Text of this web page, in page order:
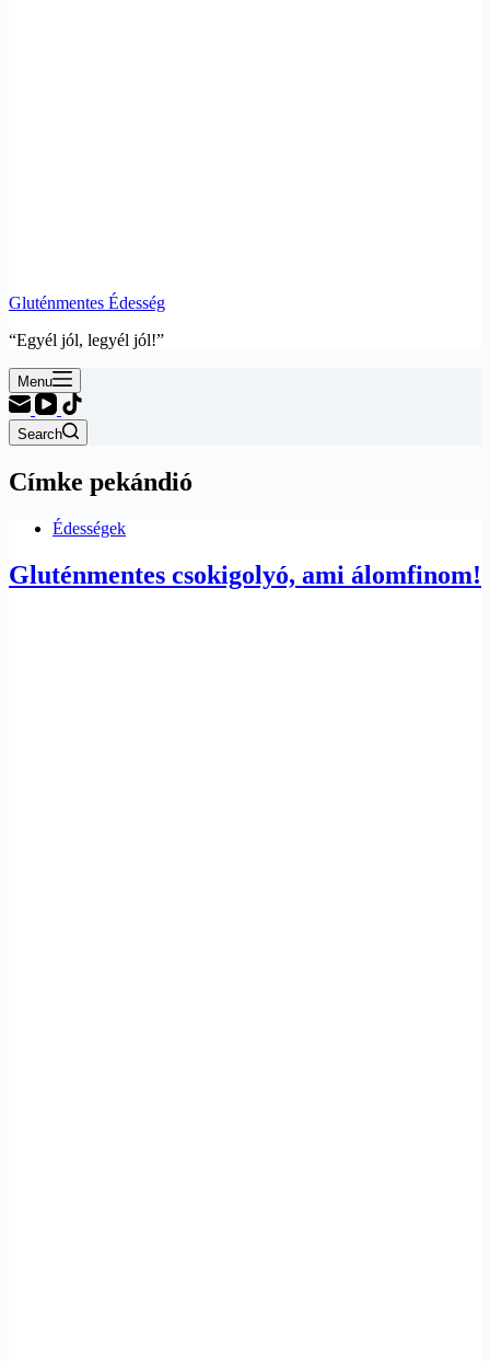
Gluténmentes Édesség
“Egyél jól, legyél jól!”
Menu
Search
Címke pekándió
Édességek
Gluténmentes csokigolyó, ami álomfinom!